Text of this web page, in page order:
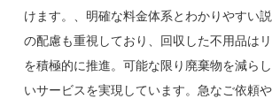
けます。、明確な料金体系とわかりやすい
の配慮も重視しており、回収した不用品は
を積極的に推進。可能な限り廃棄物を減ら
いサービスを実現しています。急なご依頼